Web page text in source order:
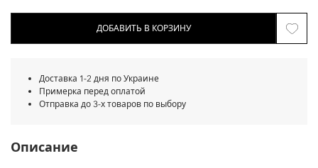
ДОБАВИТЬ В КОРЗИНУ
Доставка 1-2 дня по Украине
Примерка перед оплатой
Отправка до 3-х товаров по выбору
Описание